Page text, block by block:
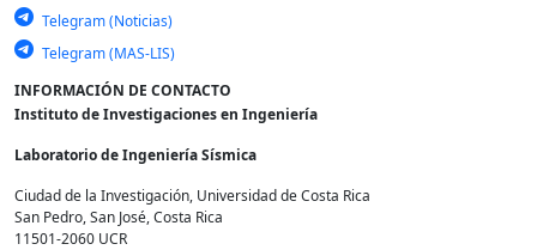
Telegram (Noticias)
Telegram (MAS-LIS)
INFORMACIÓN DE CONTACTO
Instituto de Investigaciones en Ingeniería
Laboratorio de Ingeniería Sísmica
Ciudad de la Investigación, Universidad de Costa Rica
San Pedro, San José, Costa Rica
11501-2060 UCR